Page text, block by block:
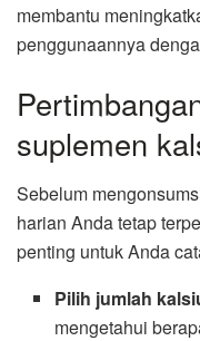
membantu
penggunaannya
suplemen
Sebelum
harian Anda tetap
penting untuk Anda
Pilih jumlah
mengetahui